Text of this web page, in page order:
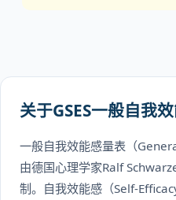
关于GSES一般自我
一般自我效能感量表（
由德国心理学家Ralf
制。自我效能感（Self-